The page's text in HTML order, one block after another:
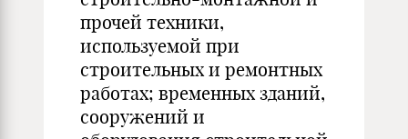
прочей техники,
используемой при
строительных и ремонтных
работах; временных зданий,
сооружений и